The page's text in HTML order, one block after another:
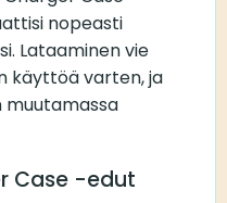
nopeasti
Lataaminen vie
käyttöä varten, ja
muutamassa
Case -edut